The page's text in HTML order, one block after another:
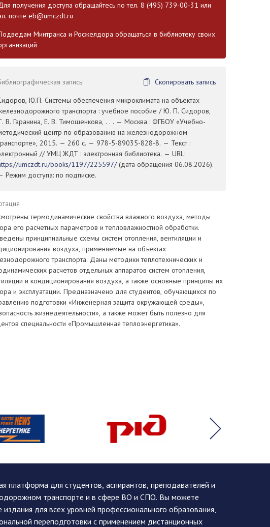
получения доступа обращайтесь по тел. 8 (495) 739-00-31 или
почте eb@umczdt.ru
Минтранса и Росжелдора обращаться в библиотеку своих
запись:
Скопировать запись
Ю.П. Системы обеспечения микроклимата на объектах
транспорта : учебное пособие / Ю. П. Сидоров,
В. Гаранина, Е. В. Тимошенкова, . . . — Москва : ФГБОУ «Учебно-
центр по образованию на железнодорожном
2015. — 260 с. — 978-5-89035-828-8. — Текст :
// УМЦ ЖДТ : электронная библиотека. — URL:
umczdt.ru/books/1197/225597/(дата обращения 06.08.2026).
Режим доступа: по подписке.
термодинамические свойства влажного воздуха, методы
его расчетных параметров и тепловлажностной обработки.
принципиальные схемы систем отопления, вентиляции и
воздуха, применяемые на объектах
транспорта. Даны методики теплотехнических и
расчетов отдельных аппаратов систем отопления,
и кондиционирования воздуха, а также основные принципы их
и эксплуатации. Предназначено для студентов, обучающихся по
подготовки «Инженерная защита окружающей среды»,
жизнедеятельности», а также может быть полезно для
специальности «Промышленная теплоэнергетика».
для студентов, аспирантов, преподавателей и
транспорте и в сфере ВО и СПО. Вы можете
для всех уровней профессионального образования,
переподготовки с применением дистанционных